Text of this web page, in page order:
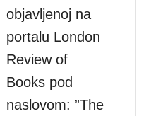
objavljenoj na
portalu London
Review of
Books pod
naslovom: ”The